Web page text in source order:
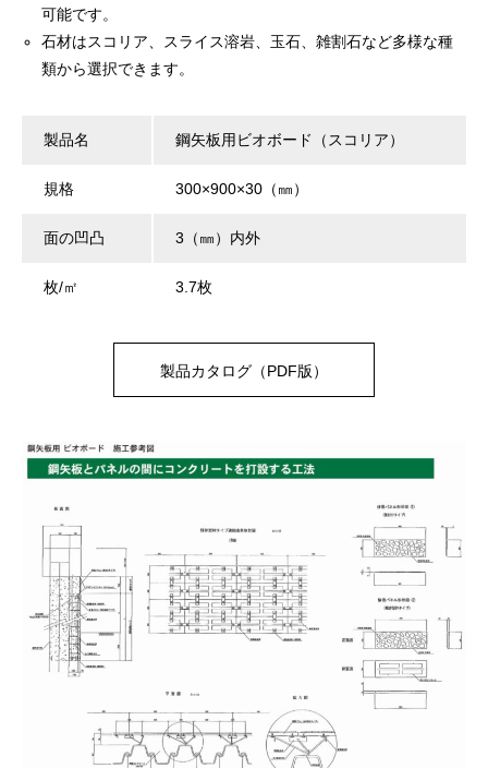
可能です。
石材はスコリア、スライス溶岩、玉石、雑割石など多様な種
類から選択できます。
製品名 鋼矢板用ビオボード（スコリア）
規格 300×900×30（㎜）
面の凹凸 3（㎜）内外
枚/㎡ 3.7枚
製品カタログ（PDF版）